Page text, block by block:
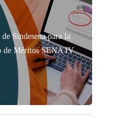
Sindesena para la
de Méritos SENA IV